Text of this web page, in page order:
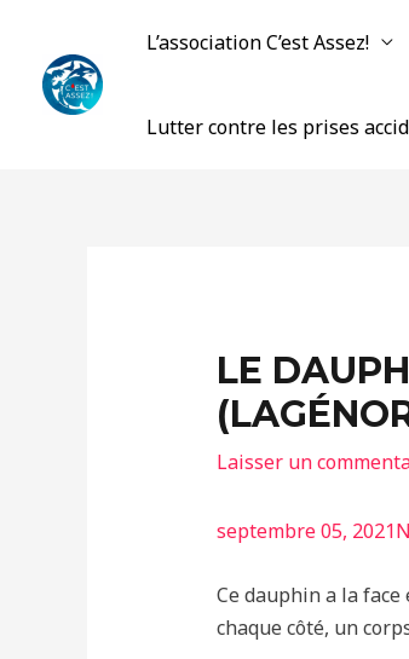
contenu
L’association C’est Assez!
Lutter contre les prises
LE
Laisser un
septembre 05, 2021
Ce dauphin a la
chaque côté, un